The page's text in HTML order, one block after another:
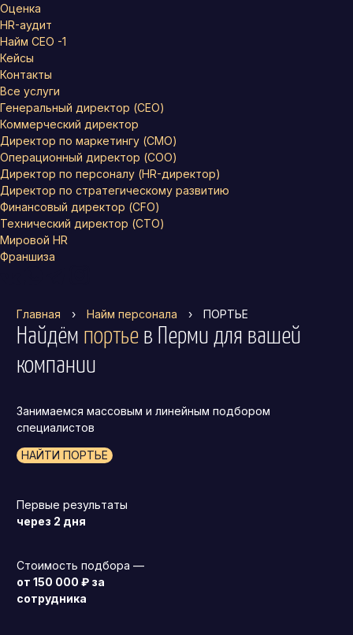
Оценка
HR-аудит
Найм СЕО -1
Кейсы
Контакты
Все услуги
Генеральный директор (CEO)
Коммерческий директор
Директор по маркетингу (CMO)
Операционный директор (COO)
Директор по персоналу (HR-директор)
Директор по стратегическому развитию
Финансовый директор (CFO)
Технический директор (CTO)
Мировой HR
Франшиза
Главная › Найм персонала › ПОРТЬЕ
Найдём портье в Перми для вашей
компании
Занимаемся массовым и линейным подбором
специалистов
НАЙТИ ПОРТЬЕ
Первые результаты
через 2 дня
Стоимость подбора —
от 150 000 ₽ за
сотрудника